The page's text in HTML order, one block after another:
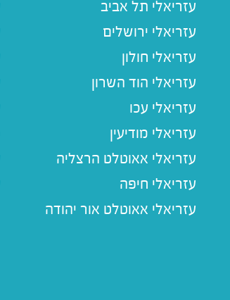
עזריאלי תל אביב
עזריאלי ירושלים
עזריאלי חולון
עזריאלי הוד השרון
עזריאלי עכו
עזריאלי מודיעין
עזריאלי אאוטלט הרצליה
עזריאלי חיפה
עזריאלי אאוטלט אור יהודה